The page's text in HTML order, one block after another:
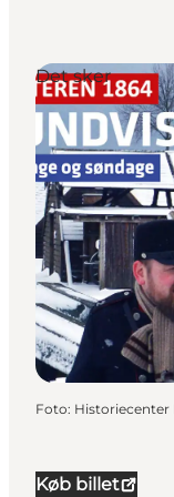
Køb billet
Det sker
Foto: Historiecenter